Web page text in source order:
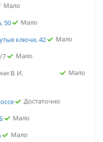
Мало
50
Мало
ключи, 42
Мало
7
Мало
В. И.
Мало
Достаточно
Мало
Мало